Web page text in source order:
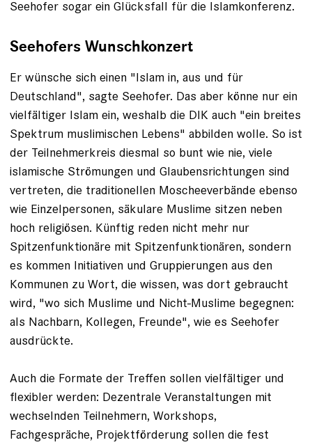
Seehofer sogar ein Glücksfall für die Islamkonferenz.
Seehofers Wunschkonzert
Er wünsche sich einen "Islam in, aus und für
Deutschland", sagte Seehofer. Das aber könne nur ein
vielfältiger Islam ein, weshalb die DIK auch "ein breites
Spektrum muslimischen Lebens" abbilden wolle. So ist
der Teilnehmerkreis diesmal so bunt wie nie, viele
islamische Strömungen und Glaubensrichtungen sind
vertreten, die traditionellen Moscheeverbände ebenso
wie Einzelpersonen, säkulare Muslime sitzen neben
hoch religiösen. Künftig reden nicht mehr nur
Spitzenfunktionäre mit Spitzenfunktionären, sondern
es kommen Initiativen und Gruppierungen aus den
Kommunen zu Wort, die wissen, was dort gebraucht
wird, "wo sich Muslime und Nicht-Muslime begegnen:
als Nachbarn, Kollegen, Freunde", wie es Seehofer
ausdrückte.
Auch die Formate der Treffen sollen vielfältiger und
flexibler werden: Dezentrale Veranstaltungen mit
wechselnden Teilnehmern, Workshops,
Fachgespräche, Projektförderung sollen die fest